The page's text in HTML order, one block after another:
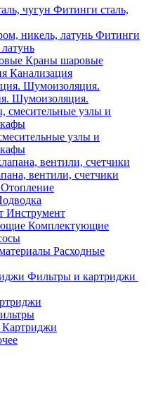
Фитинги сталь,
Фитинги
Краны шаровые
Канализация
Шумоизоляция.
узлы и
вентили, счетчики
Отопление
Инструмент
Комплектующие
Расходные
Фильтры и картриджи
Картриджи